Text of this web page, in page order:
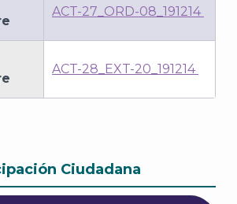
ACT-27_ORD-08_191214
ACT-28_EXT-20_191214
Ciudadana